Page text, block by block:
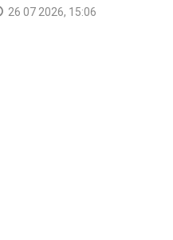
26 07 2026, 15:06